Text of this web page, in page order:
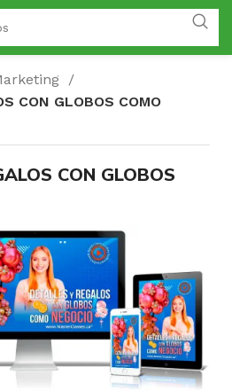
CON GLOBOS COMO
CON GLOBOS